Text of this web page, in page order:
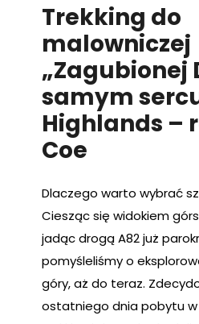
Trekking do
malowniczej
„Zagubionej
samym
Highlands –
Coe
Dlaczego warto wybrać
Ciesząc się widokiem
jadąc drogą A82 już
pomyśleliśmy o
góry, aż do teraz.
ostatniego dnia pobytu w